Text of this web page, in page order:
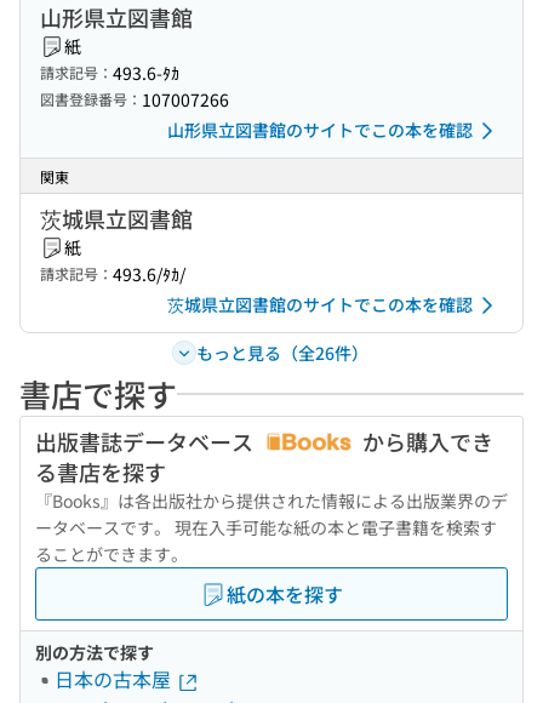
山形県立図書館
紙
請求記号： 493.6-ﾀｶ
図書登録番号： 107007266
山形県立図書館のサイトでこの本を確認
関東
茨城県立図書館
紙
請求記号： 493.6/ﾀｶ/
茨城県立図書館のサイトでこの本を確認
もっと見る（全26件）
書店で探す
出版書誌データベース
から購入でき
る書店を探す
『Books』は各出版社から提供された情報による出版業界のデ
ータベースです。 現在入手可能な紙の本と電子書籍を検索す
ることができます。
紙の本を探す
別の方法で探す
日本の古本屋